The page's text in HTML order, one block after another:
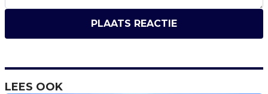
PLAATS REACTIE
LEES OOK